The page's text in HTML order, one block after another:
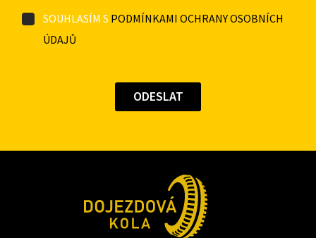
SOUHLASÍM S PODMÍNKAMI OCHRANY OSOBNÍCH
ÚDAJŮ